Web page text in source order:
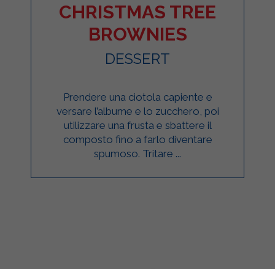
CHRISTMAS TREE
BROWNIES
DESSERT
Prendere una ciotola capiente e
versare l’albume e lo zucchero, poi
utilizzare una frusta e sbattere il
composto fino a farlo diventare
spumoso. Tritare ...